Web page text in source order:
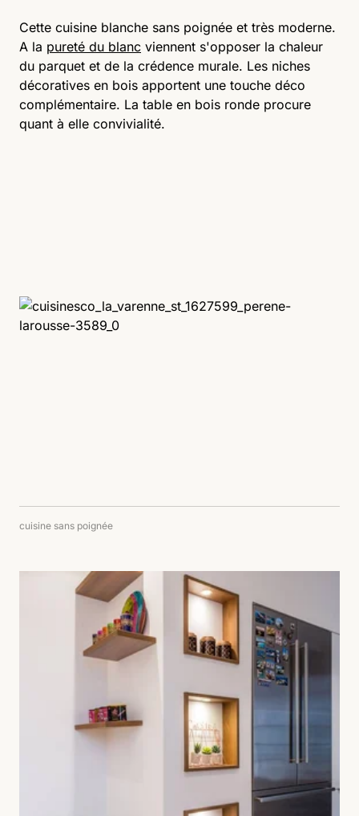
Cette cuisine blanche sans poignée et très moderne.
A la pureté du blanc viennent s'opposer la chaleur
du parquet et de la crédence murale. Les niches
décoratives en bois apportent une touche déco
complémentaire. La table en bois ronde procure
quant à elle convivialité.
cuisine sans poignée